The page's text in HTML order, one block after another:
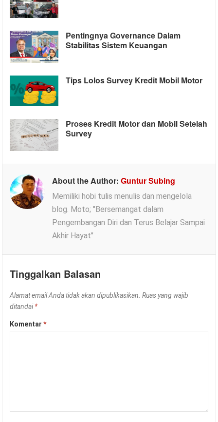
Pentingnya Governance Dalam
Stabilitas Sistem Keuangan
Tips Lolos Survey Kredit Mobil Motor
Proses Kredit Motor dan Mobil Setelah
Survey
About the Author:Guntur Subing
Memiliki hobi tulis menulis dan mengelola
blog. Moto; "Bersemangat dalam
Pengembangan Diri dan Terus Belajar Sampai
Akhir Hayat"
Tinggalkan Balasan
Alamat email Anda tidak akan dipublikasikan. Ruas yang wajib
ditandai *
Komentar*